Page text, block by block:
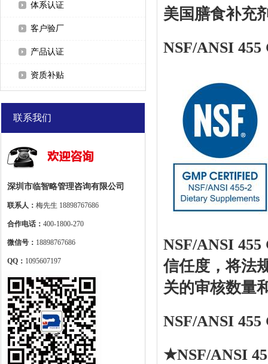
体系认证
客户验厂
产品认证
资质补贴
联系我们
深圳市临智略管理咨询有限公司
联系人： 梅先生 18898767686
合作电话： 400-1800-270
微信号： 18898767686
QQ： 1095607197
美国膳食补充
NSF/ANSI
NSF/ANSI
信任度，将法
关的审核数量
NSF/ANSI
★NSF/ANSI